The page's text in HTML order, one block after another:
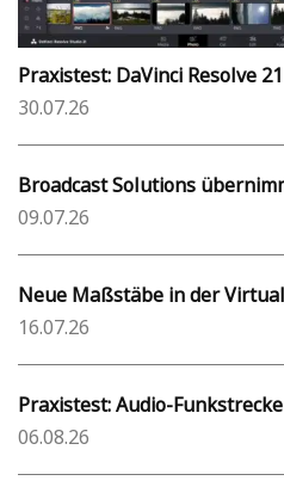
Praxistest: DaVinci Resolve 21
30.07.26
Broadcast Solutions
09.07.26
Neue Maßstäbe in der
16.07.26
Praxistest: Audio-
06.08.26